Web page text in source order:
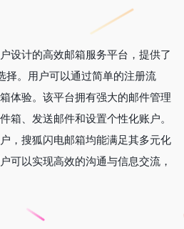
设计的高效邮箱服务平台，提供了
择。用户可以通过简单的注册流
体验。该平台拥有强大的邮件管理
箱、发送邮件和设置个性化账户。
，搜狐闪电邮箱均能满足其多元化
可以实现高效的沟通与信息交流，